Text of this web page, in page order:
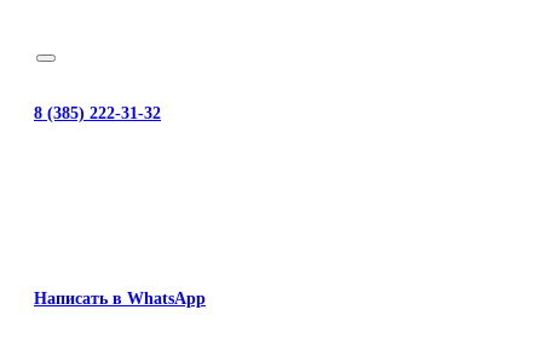
8 (385) 222-31-32
Написать в WhatsApp